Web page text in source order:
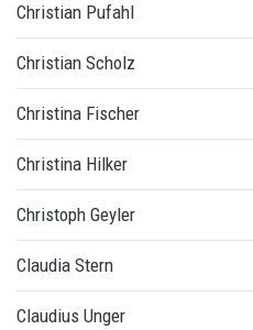
Christian Pufahl
Christian Scholz
Christina Fischer
Christina Hilker
Christoph Geyler
Claudia Stern
Claudius Unger